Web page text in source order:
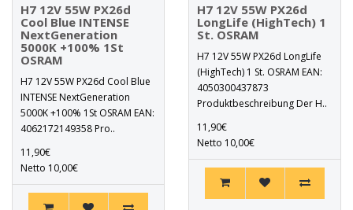
H7 12V 55W PX26d
Cool Blue INTENSE
NextGeneration
5000K +100% 1St
OSRAM
H7 12V 55W PX26d Cool Blue
INTENSE NextGeneration
5000K +100% 1St OSRAM EAN:
4062172149358 Pro..
11,90€
Netto 10,00€
H7 12V 55W PX26d
LongLife (HighTech) 1
St. OSRAM
H7 12V 55W PX26d LongLife
(HighTech) 1 St. OSRAM EAN:
4050300437873
Produktbeschreibung Der H..
11,90€
Netto 10,00€